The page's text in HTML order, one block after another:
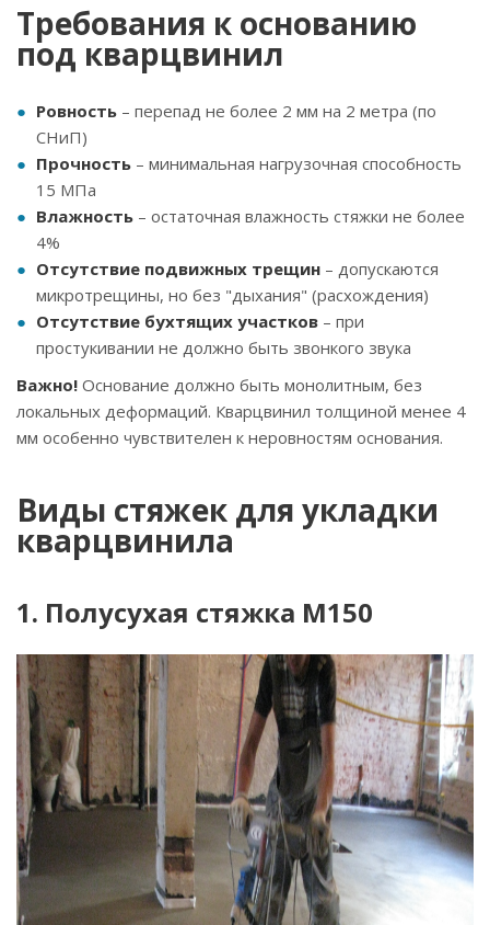
Требования к основанию
под кварцвинил
Ровность – перепад не более 2 мм на 2 метра (по
СНиП)
Прочность – минимальная нагрузочная способность
15 МПа
Влажность – остаточная влажность стяжки не более
4%
Отсутствие подвижных трещин – допускаются
микротрещины, но без "дыхания" (расхождения)
Отсутствие бухтящих участков – при
простукивании не должно быть звонкого звука
Важно! Основание должно быть монолитным, без
локальных деформаций. Кварцвинил толщиной менее 4
мм особенно чувствителен к неровностям основания.
Виды стяжек для укладки
кварцвинила
1. Полусухая стяжка М150